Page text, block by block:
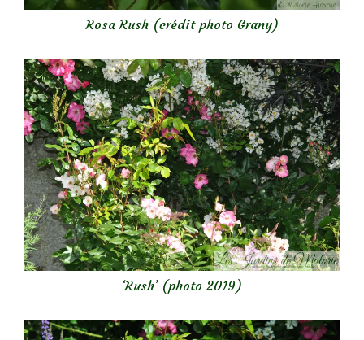
Rosa Rush (crédit photo Grany)
‘Rush’ (photo 2019)